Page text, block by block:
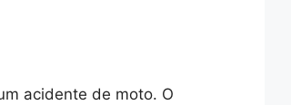
acidente de moto. O